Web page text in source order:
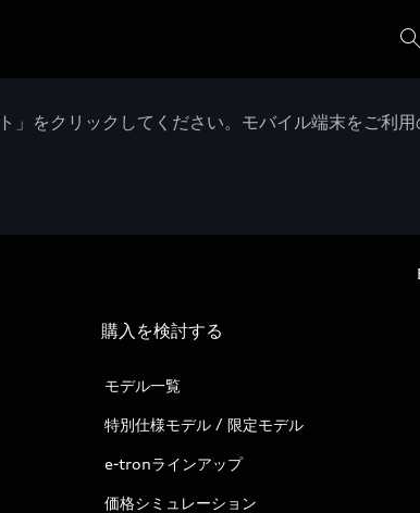
をクリックしてください。モバイル端末をご利用
購入を検討する
モデル一覧
特別仕様モデル / 限定モデル
e-tronラインアップ
価格シミュレーション